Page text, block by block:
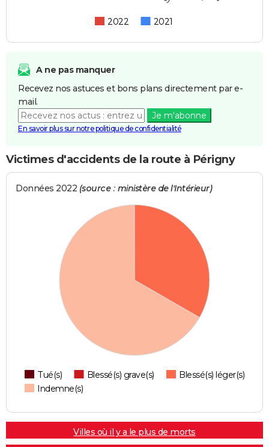
2022 2021
A ne pas manquer
Recevez nos astuces et bons plans directement par e-
mail.
Je m'abonne
En savoir plus sur notre politique de confidentialité
Victimes d'accidents de la route à Périgny
Données 2022 (source : ministère de l'Intérieur)
Tué(s) Blessé(s) grave(s)
Blessé(s) léger(s)
Indemne(s)
Villes où il y a le plus de morts